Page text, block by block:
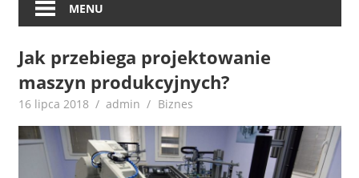
MENU
Jak przebiega projektowanie
maszyn produkcyjnych?
16 lipca 2018 admin Biznes